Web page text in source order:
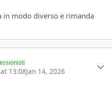
modo diverso e rimanda
13:08Jan 14, 2026